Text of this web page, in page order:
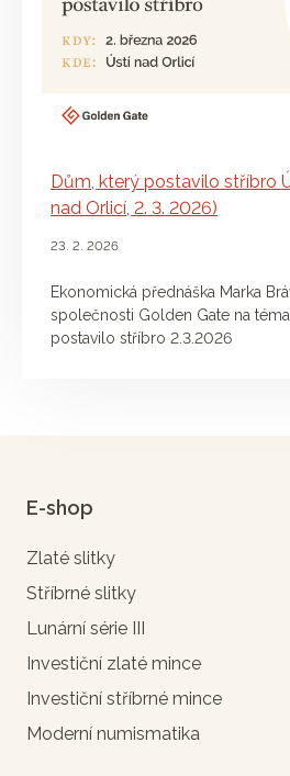
Dům, který postavilo stříbro
nad Orlicí, 2. 3. 2026)
23. 2. 2026
Ekonomická přednáška Marka
společnosti Golden Gate na
postavilo stříbro 2.3.2026
E-shop
Zlaté slitky
Stříbrné slitky
Lunární série III
Investiční zlaté mince
Investiční stříbrné mince
Moderní numismatika